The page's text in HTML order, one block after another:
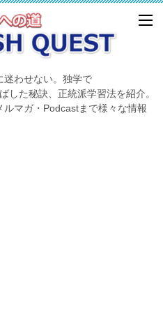
迷わせない。独学で
た秘訣、正統派学習法を紹介。
マガ・Podcastまで様々な情報